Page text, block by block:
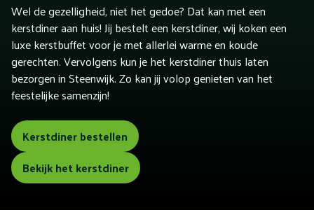
Wel de gezelligheid, niet het gedoe? Dat kan met een
kerstdiner aan huis! Jij bestelt een kerstdiner, wij koken een
luxe kerstbuffet voor je met allerlei warme en koude
gerechten. Vervolgens kun je het kerstdiner thuis laten
bezorgen in Steenwijk. Zo kan jij volop genieten van het
feestelijke samenzijn!
Kerstdiner bestellen
Bekijk het kerstdiner